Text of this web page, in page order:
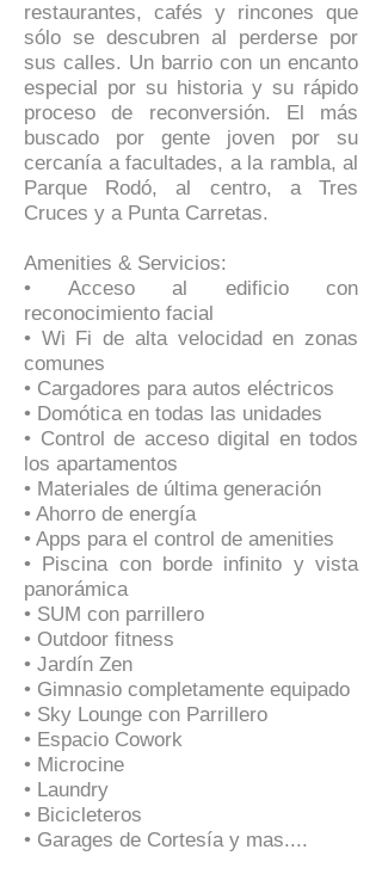
restaurantes, cafés y rincones que
sólo se descubren al perderse por
sus calles. Un barrio con un encanto
especial por su historia y su rápido
proceso de reconversión. El más
buscado por gente joven por su
cercanía a facultades, a la rambla, al
Parque Rodó, al centro, a Tres
Cruces y a Punta Carretas.
Amenities & Servicios:
• Acceso al edificio con
reconocimiento facial
• Wi Fi de alta velocidad en zonas
comunes
• Cargadores para autos eléctricos
• Domótica en todas las unidades
• Control de acceso digital en todos
los apartamentos
• Materiales de última generación
• Ahorro de energía
• Apps para el control de amenities
• Piscina con borde infinito y vista
panorámica
• SUM con parrillero
• Outdoor fitness
• Jardín Zen
• Gimnasio completamente equipado
• Sky Lounge con Parrillero
• Espacio Cowork
• Microcine
• Laundry
• Bicicleteros
• Garages de Cortesía y mas....